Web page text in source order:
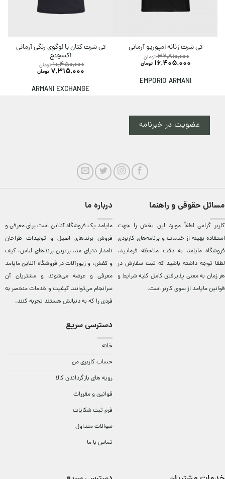
تی شرت زنانه امپوریو آرمانی
32,810,000 تومان
16,405,000 تومان
EMPORIO ARMANI
تی شرت کتان با لوگوی رنگی آرمانی
اکسچنج
10,450,000 تومان
7,315,000 تومان
ARMANI EXCHANGE
عضویت در خبرنامه
مسائل حقوقی و راهنما
کاربر گرامی لطفاً موارد این بخش را جهت
استفاده بهینه از خدمات و برنامه‌‏های کاربردی
فروشگاه مایامد به دقت ملاحظه فرمایید.
لطفا توجه داشته باشید که ثبت سفارش در
هر زمان به معنی پذیرفتن کامل کلیهشرایط و
قوانین مایامداز سوی کاربر است.
درباره ما
مایامد يک فروشگاه آنلاين است برای معرفی و
فروش برندهای اصيل و توليدات طراحان
نامدار دنيای مد. برترين‌ برندهای لباس، کيف
و کفش، و زيورآلات در فروشگاه آنلاين مایامد
معرفی و عرضه می‌شوند و مشتريان آن
سرانجام می‌توانند کيفيت و خدمات منحصر به
فردی را که به دنبالش هستند تجربه کنند.
دسترسی سریع
خانه
حساب کاربری من
رویه های بازگرداندن کالا
قوانین و مقررات
فرم ثبت شکایات
سوالات متداول
تماس با ما